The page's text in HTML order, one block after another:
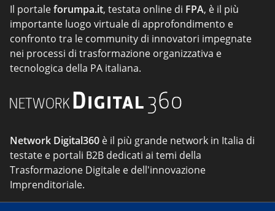
Il portaleforumpa.it, testata online di FPA, è il più
importante luogo virtuale di approfondimento e
confronto tra le community di innovatori impegnate
nei processi di trasformazione organizzativa e
tecnologica della PA italiana.
Network Digital360 è il più grande network in Italia di
testate e portali B2B dedicati ai temi della
Trasformazione Digitale e dell'innovazione
Imprenditoriale.